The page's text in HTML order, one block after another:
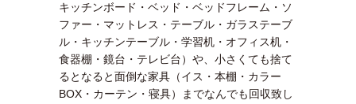
キッチンボード・ベッド・ベッドフレーム・ソ
ファー・マットレス・テーブル・ガラステーブ
ル・キッチンテーブル・学習机・オフィス机・
食器棚・鏡台・テレビ台）や、小さくても捨て
るとなると面倒な家具（イス・本棚・カラー
BOX・カーテン・寝具）までなんでも回収致し